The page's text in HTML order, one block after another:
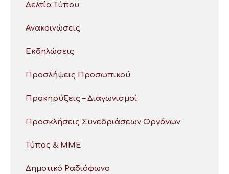
Δελτία Τύπου
Ανακοινώσεις
Εκδηλώσεις
Προσλήψεις Προσωπικού
Προκηρύξεις – Διαγωνισμοί
Προσκλήσεις Συνεδριάσεων Οργάνων
Τύπος & ΜΜΕ
Δημοτικό Ραδιόφωνο